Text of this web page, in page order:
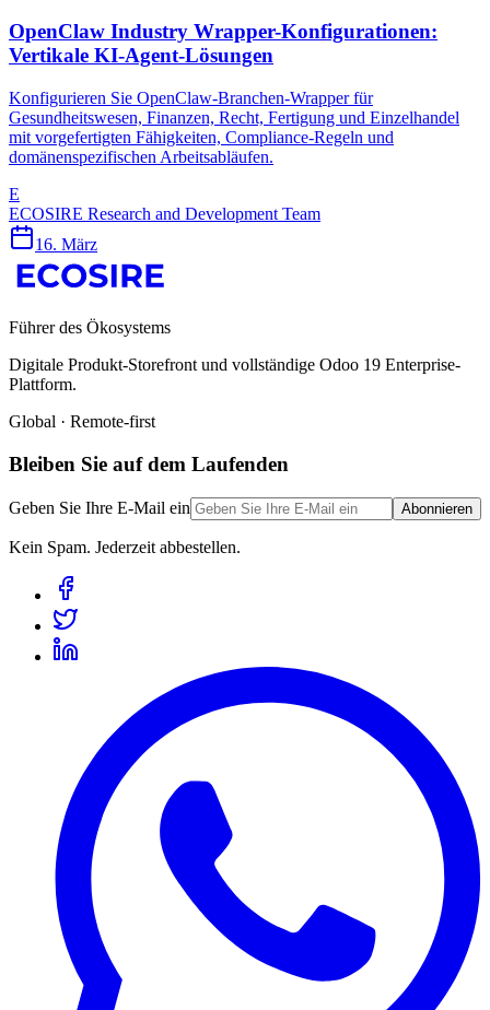
OpenClaw Industry Wrapper-Konfigurationen:
Vertikale KI-Agent-Lösungen
Konfigurieren Sie OpenClaw-Branchen-Wrapper für
Gesundheitswesen, Finanzen, Recht, Fertigung und Einzelhandel
mit vorgefertigten Fähigkeiten, Compliance-Regeln und
domänenspezifischen Arbeitsabläufen.
E
ECOSIRE Research and Development Team
16. März
Führer des Ökosystems
Digitale Produkt-Storefront und vollständige Odoo 19 Enterprise-
Plattform.
Global · Remote-first
Bleiben Sie auf dem Laufenden
Geben Sie Ihre E-Mail ein Abonnieren
Kein Spam. Jederzeit abbestellen.